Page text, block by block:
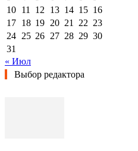
10 11 12 13 14 15 16
17 18 19 20 21 22 23
24 25 26 27 28 29 30
31
« Июл
Выбор редактора